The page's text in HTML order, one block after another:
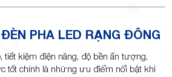
PHA LED RẠNG ĐÔNG
tiết kiệm điện năng, độ bền ấn tượng,
tốt chính là những ưu điểm nổi bật khi